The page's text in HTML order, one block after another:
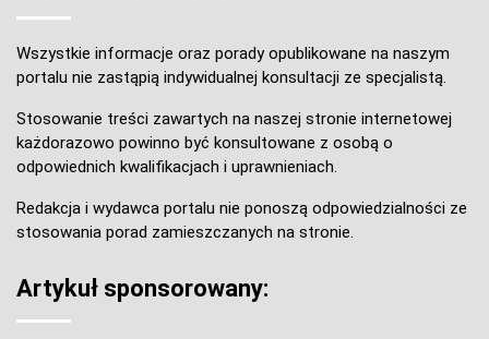
Wszystkie informacje oraz porady opublikowane na naszym
portalu nie zastąpią indywidualnej konsultacji ze specjalistą.
Stosowanie treści zawartych na naszej stronie internetowej
każdorazowo powinno być konsultowane z osobą o
odpowiednich kwalifikacjach i uprawnieniach.
Redakcja i wydawca portalu nie ponoszą odpowiedzialności ze
stosowania porad zamieszczanych na stronie.
Artykuł sponsorowany: